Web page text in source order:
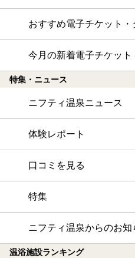
おすすめ電子チケット・
今月の新着電子チケット
特集・ニュース
ニフティ温泉ニュース
体験レポート
口コミを見る
特集
ニフティ温泉からのお知
温浴施設ランキング